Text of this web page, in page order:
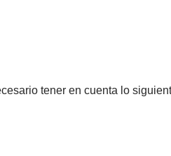
tener en cuenta lo